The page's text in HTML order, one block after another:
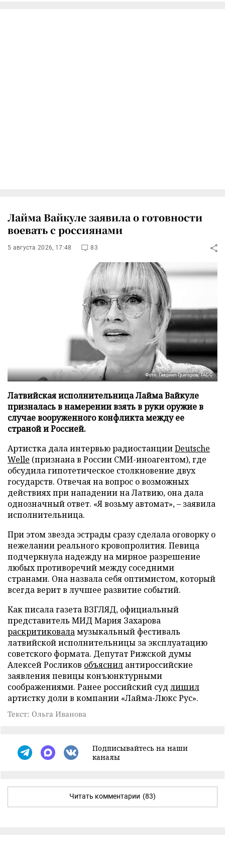
Лайма Вайкуле заявила о готовности
воевать с россиянами
5 августа 2026, 17:48 83
Фото: Гавриил Григоров/ТАСС
Латвийская исполнительница Лайма Вайкуле
призналась в намерении взять в руки оружие в
случае вооруженного конфликта между ее
страной и Россией.
Артистка дала интервью радиостанцииDeutsche
Welle (признана в России СМИ-иноагентом), где
обсудила гипотетическое столкновение двух
государств. Отвечая на вопрос о возможных
действиях при нападении на Латвию, она дала
однозначный ответ. «Я возьму автомат», – заявила
исполнительница.
При этом звезда эстрады сразу сделала оговорку о
нежелании реального кровопролития. Певица
подчеркнула надежду на мирное разрешение
любых противоречий между соседними
странами. Она назвала себя оптимистом, который
всегда верит в лучшее развитие событий.
Как писала газета ВЗГЛЯД, официальный
представитель МИД Мария Захарова
раскритиковаламузыкальный фестиваль
латвийской исполнительницы за эксплуатацию
советского формата. Депутат Рижской думы
Алексей Росликов объяснил антироссийские
заявления певицы конъюнктурными
соображениями. Ранее российский суд лишил
артистку доли в компании «Лайма-Люкс Рус».
Текст: Ольга Иванова
Подписывайтесь на наши
каналы
Читать комментарии (83)